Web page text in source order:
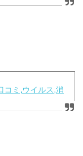
コミ,ウイルス,消